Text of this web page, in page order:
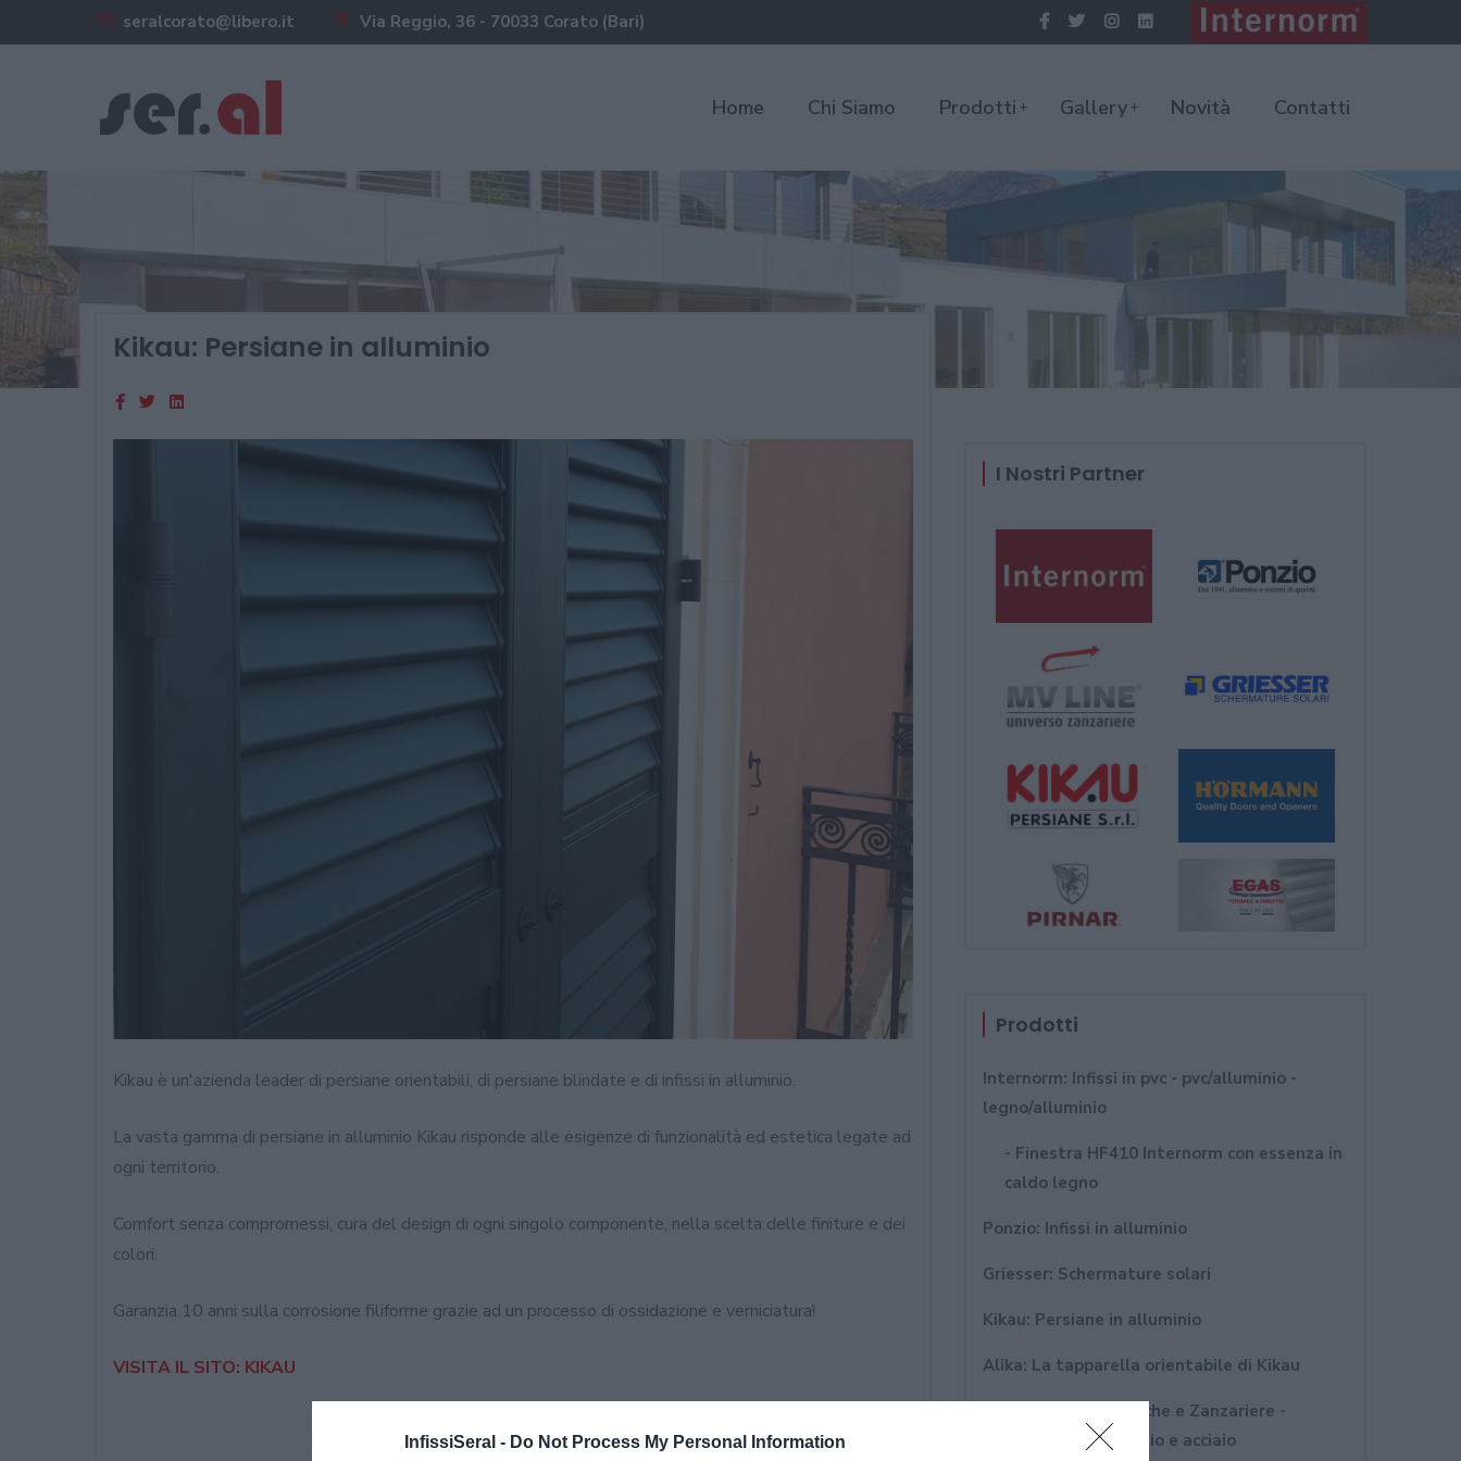
InfissiSeral - Do Not Process My Personal Information
seralcorato@libero.it Via Reggio, 36 - 70033 Corato (Bari)
Home Chi Siamo Prodotti Gallery Novità Contatti
Kikau: Persiane in alluminio
Kikau è un'azienda leader di persiane orientabili, di persiane blindate e di infissi in alluminio.
La vasta gamma di persiane in alluminio Kikau risponde alle esigenze di funzionalità ed estetica legate ad
ogni territorio.
Comfort senza compromessi, cura del design di ogni singolo componente, nella scelta delle finiture e dei
colori.
Garanzia 10 anni sulla corrosione filiforme grazie ad un processo di ossidazione e verniciatura!
VISITA IL SITO: KIKAU
I Nostri Partner
Prodotti
Internorm: Infissi in pvc - pvc/alluminio -
legno/alluminio
- Finestra HF410 Internorm con essenza in
caldo legno
Ponzio: Infissi in alluminio
Griesser: Schermature solari
Kikau: Persiane in alluminio
Alika: La tapparella orientabile di Kikau
MvLine: Tende tecniche e Zanzariere -
Avvolgibili in alluminio e acciaio